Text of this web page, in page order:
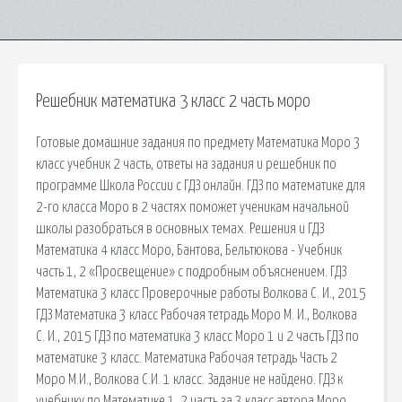
Решебник математика 3 класс 2 часть моро
Готовые домашние задания по предмету Математика Моро 3
класс учебник 2 часть, ответы на задания и решебник по
программе Школа России с ГДЗ онлайн. ГДЗ по математике для
2-го класса Моро в 2 частях поможет ученикам начальной
школы разобраться в основных темах. Решения и ГДЗ
Математика 4 класс Моро, Бантова, Бельтюкова - Учебник
часть 1, 2 «Просвещение» с подробным объяснением. ГДЗ
Математика 3 класс Проверочные работы Волкова С. И., 2015
ГДЗ Математика 3 класс Рабочая тетрадь Моро М. И., Волкова
С. И., 2015 ГДЗ по математика 3 класс Моро 1 и 2 часть ГДЗ по
математике 3 класс. Математика Рабочая тетрадь Часть 2
Моро М.И., Волкова С.И. 1 класс. Задание не найдено. ГДЗ к